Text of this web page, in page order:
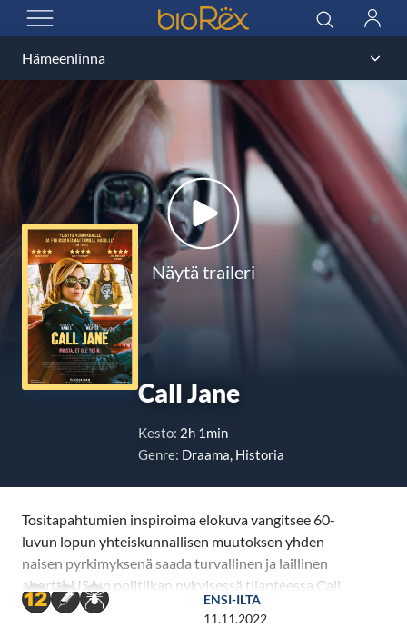
AVAA VALIKKO
BioRex Cinemas Haku
Näytä traileri
Call Jane
Kesto: 2h 1min
Genre: Draama, Historia
Tositapahtumien inspiroima elokuva vangitsee 60-
luvun lopun yhteiskunnallisen muutoksen yhden
naisen pyrkimyksenä saada turvallinen ja laillinen
abortti. USA:n politiikan nykyisessä tilanteessa Call
Jane osoittautuu varsin ajankohtaiseksi elokuvaksi.
Elokuvan on ohjannut Phyllis Nagy, joka on muun
ENSI-ILTA
11.11.2022